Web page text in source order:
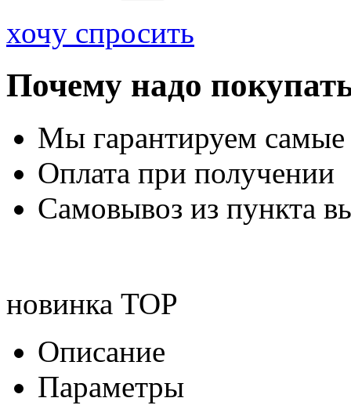
хочу спросить
Почему надо
Мы гарантируем
Оплата при получении
Самовывоз из пункта
новинка TOP
Описание
Параметры